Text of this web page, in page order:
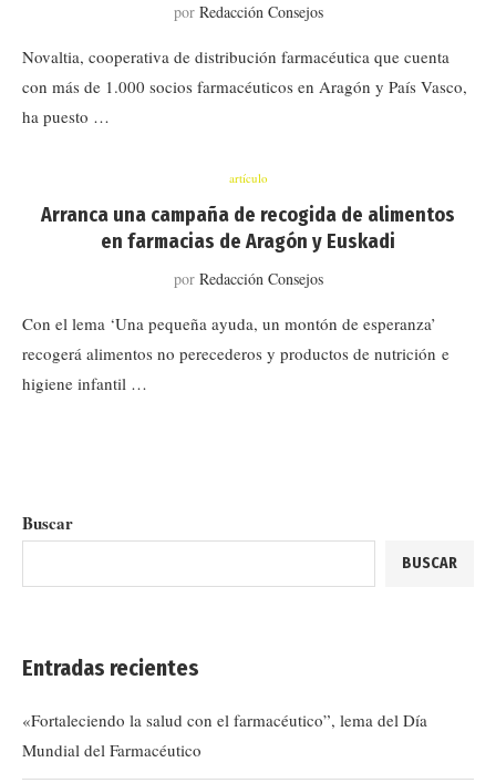
por Redacción Consejos
Novaltia, cooperativa de distribución farmacéutica que cuenta
con más de 1.000 socios farmacéuticos en Aragón y País Vasco,
ha puesto …
artículo
Arranca una campaña de recogida de alimentos
en farmacias de Aragón y Euskadi
por Redacción Consejos
Con el lema ‘Una pequeña ayuda, un montón de esperanza’
recogerá alimentos no perecederos y productos de nutrición e
higiene infantil …
Buscar
BUSCAR
Entradas recientes
«Fortaleciendo la salud con el farmacéutico”, lema del Día
Mundial del Farmacéutico